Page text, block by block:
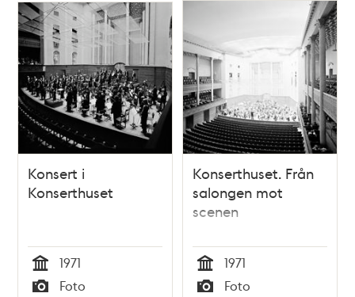
Konsert i
Konserthuset
Tid
1971
Foto
Konserthuset. Från
salongen mot
scenen
Tid
1971
Foto